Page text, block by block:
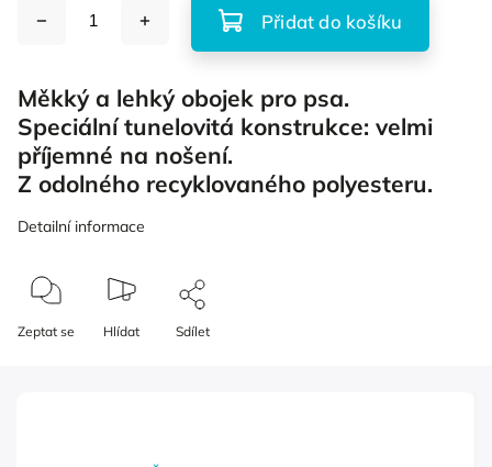
Přidat do košíku
Měkký a lehký obojek pro psa.
Speciální tunelovitá konstrukce: velmi
příjemné na nošení.
Z odolného recyklovaného polyesteru.
Detailní informace
Zeptat se Hlídat Sdílet